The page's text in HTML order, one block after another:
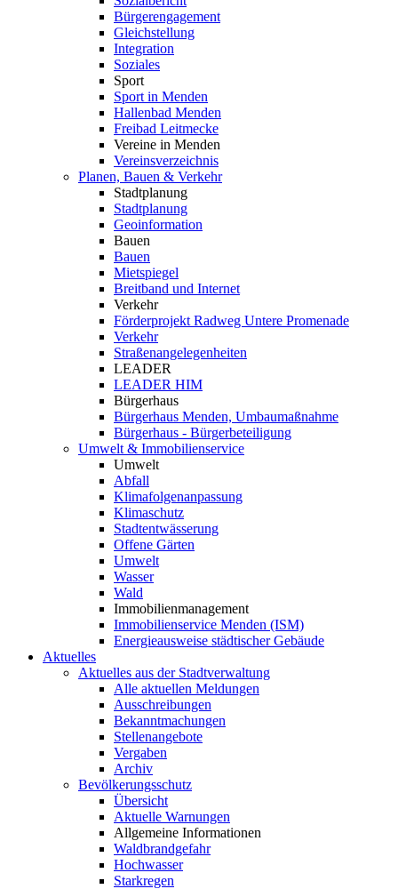
Bürgerengagement
Gleichstellung
Integration
Soziales
Sport
Sport in Menden
Hallenbad Menden
Freibad Leitmecke
Vereine in Menden
Vereinsverzeichnis
Planen, Bauen & Verkehr
Stadtplanung
Stadtplanung
Geoinformation
Bauen
Bauen
Mietspiegel
Breitband und Internet
Verkehr
Förderprojekt Radweg Untere Promenade
Verkehr
Straßenangelegenheiten
LEADER
LEADER HIM
Bürgerhaus
Bürgerhaus Menden, Umbaumaßnahme
Bürgerhaus - Bürgerbeteiligung
Umwelt & Immobilienservice
Umwelt
Abfall
Klimafolgenanpassung
Klimaschutz
Stadtentwässerung
Offene Gärten
Umwelt
Wasser
Wald
Immobilienmanagement
Immobilienservice Menden (ISM)
Energieausweise städtischer Gebäude
Aktuelles
Aktuelles aus der Stadtverwaltung
Alle aktuellen Meldungen
Ausschreibungen
Bekanntmachungen
Stellenangebote
Vergaben
Archiv
Bevölkerungsschutz
Übersicht
Aktuelle Warnungen
Allgemeine Informationen
Waldbrandgefahr
Hochwasser
Starkregen